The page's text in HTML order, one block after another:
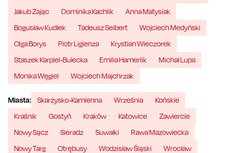
Jakub Zając
Dominika Kachlik
Anna Matysiak
Bogusław Kudłek
Tadeusz Seibert
Wojciech Medyński
Olga Borys
Piotr Ligienza
Krystian Wieczorek
Staszek Karpiel-Bułecka
Emilia Hamerlik
Michał Lupa
Monika Węgiel
Wojciech Majchrzak
Miasta: Skarżysko-Kamienna Września
Końskie
Kraśnik
Gostyń Kraków Katowice
Zawiercie
Nowy Sącz
Sieradz Suwałki
Rawa Mazowiecka
Nowy Targ
Otrębusy Wodzisław Śląski
Wrocław